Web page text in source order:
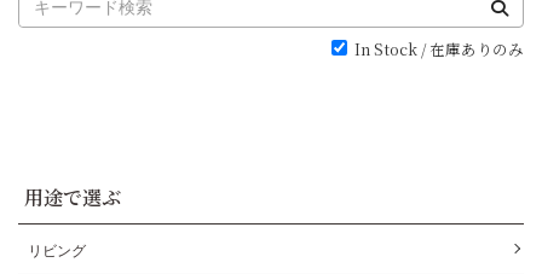
In Stock / 在庫ありのみ
用途で選ぶ
リビング